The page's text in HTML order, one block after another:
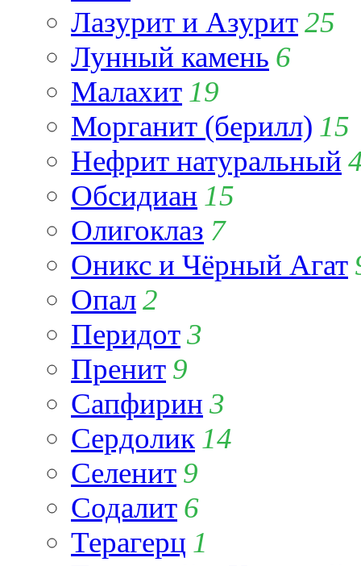
Лазурит и Азурит25
Лунный камень 6
Малахит 19
Морганит (берилл) 15
Нефрит натуральный
Обсидиан 15
Олигоклаз 7
Оникс и Чёрный Агат
Опал2
Перидот3
Пренит 9
Сапфирин 3
Сердолик 14
Селенит 9
Содалит 6
Терагерц 1